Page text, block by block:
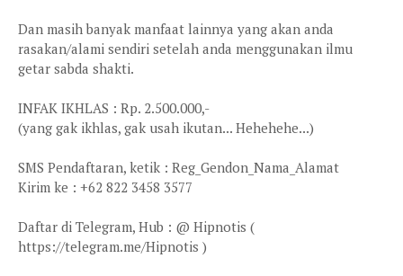
Dan masih banyak manfaat lainnya yang akan anda
rasakan/alami sendiri setelah anda menggunakan ilmu
getar sabda shakti.
INFAK IKHLAS : Rp. 2.500.000,-
(yang gak ikhlas, gak usah ikutan... Hehehehe...)
SMS Pendaftaran, ketik : Reg_Gendon_Nama_Alamat
Kirim ke : +62 822 3458 3577
Daftar di Telegram, Hub : @ Hipnotis (
https://telegram.me/Hipnotis )